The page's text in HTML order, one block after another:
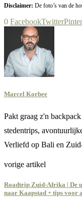
Disclaimer: De foto’s van de
0 FacebookTwitter
Marcel Korbee
Pakt graag z'n
stedentrips,
Verliefd op Bali en
vorige artikel
Roadtrip Zuid-Afrika | De
naar Kaapstad + tips voor